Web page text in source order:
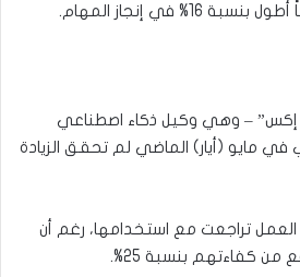
في إنجاز المهام.
إكس” – وهي وكيل ذكاء اصطناعي
في مايو (أيار) الماضي لم تحقق الزيادة
العمل تراجعت مع استخدامها، رغم أن
من كفاءتهم بنسبة 25%.